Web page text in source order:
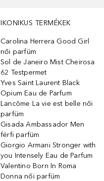
IKONIKUS TERMÉKEK
Carolina Herrera Good Girl
női parfüm
Sol de Janeiro Mist Cheirosa
62 Testpermet
Yves Saint Laurent Black
Opium Eau de Parfum
Lancôme La vie est belle női
parfüm
Gisada Ambassador Men
férfi parfüm
Giorgio Armani Stronger with
you Intensely Eau de Parfum
Valentino Born In Roma
Donna női parfüm